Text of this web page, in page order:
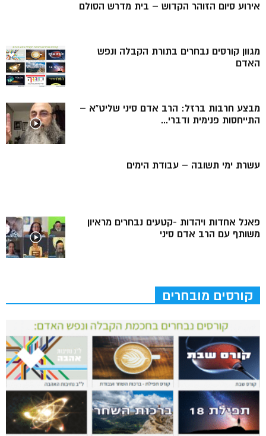
אירוע סיום הזוהר הקדוש – בית מדרש הסולם
מגוון קורסים נבחרים בתורת הקבלה ונפש
האדם
מבצע חרבות ברזל: הרב אדם סיני שליט”א –
התייחסות פנימית ודברי...
עשרת ימי תשובה – עבודת הימים
פאנל אחדות ויהדות -קטעים נבחרים מראיון
משותף עם הרב אדם סיני
קורסים מובחרים